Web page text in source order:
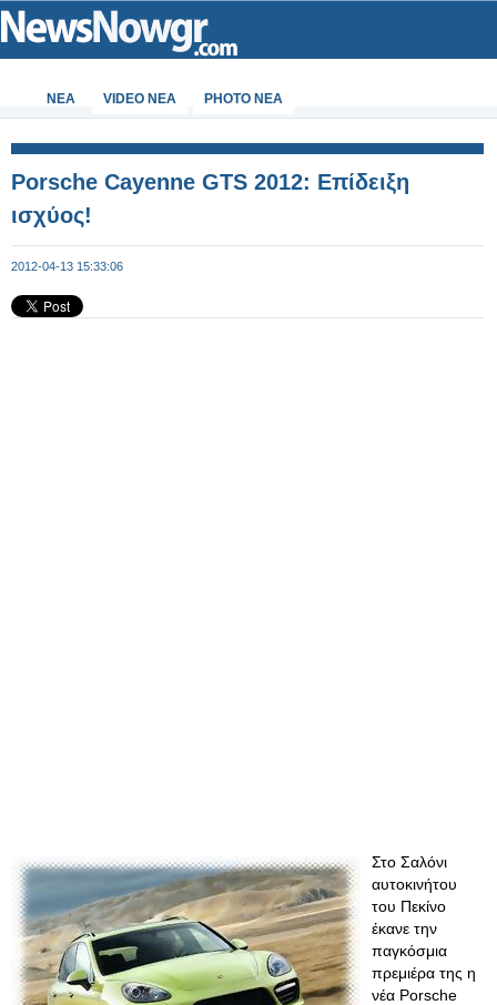
ΝΕΑ VIDEO NEA PHOTO NEA
Porsche Cayenne GTS 2012: Επίδειξη
ισχύος!
2012-04-13 15:33:06
Στο Σαλόνι
αυτοκινήτου
του Πεκίνο
έκανε την
παγκόσμια
πρεμιέρα της η
νέα Porsche